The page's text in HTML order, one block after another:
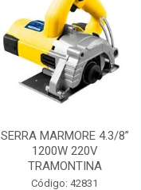
SERRA MARMORE 4.3/8”
1200W 220V
TRAMONTINA
Código: 42831